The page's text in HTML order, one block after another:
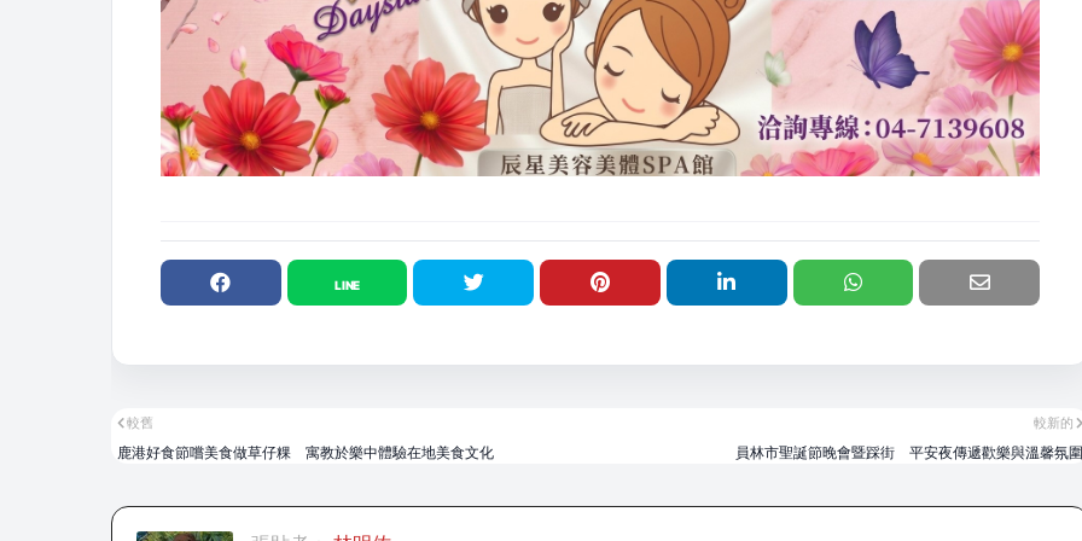
較新的
員林市聖誕節晚會暨踩街 平安夜傳遞歡樂與溫馨氛圍
較舊
鹿港好食節嚐美食做草仔粿 寓教於樂中體驗在地美食文化